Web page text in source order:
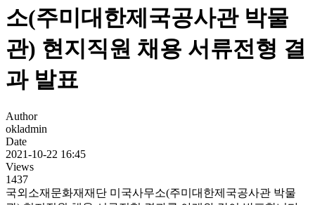
소(주미대한제국공사관 박물
관) 현지직원 채용 서류전형 결
과 발표
Author
okladmin
Date
2021-10-22 16:45
Views
1437
국외소재문화재재단 미국사무소(주미대한제국공사관 박물